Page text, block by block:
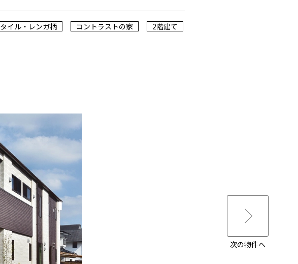
タイル・レンガ柄 コントラストの家 2階建て
次の物件へ